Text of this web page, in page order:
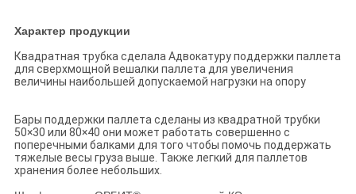
Характер продукции
Квадратная трубка сделала Адвокатуру поддержки паллета
для сверхмощной вешалки паллета для увеличения
величины наибольшей допускаемой нагрузки на опору
Бары поддержки паллета сделаны из квадратной трубки
50×30 или 80×40 они может работать совершенно с
поперечными балками для того чтобы помочь поддержать
тяжелые весы груза выше. Также легкий для паллетов
хранения более небольших.